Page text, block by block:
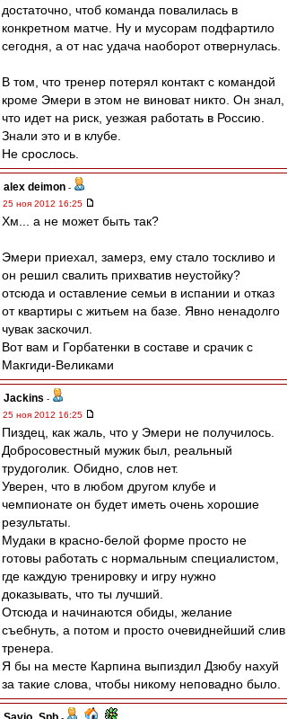
достаточно, чтоб команда повалилась в
конкретном матче. Ну и мусорам подфартило
сегодня, а от нас удача наоборот отвернулась.
В том, что тренер потерял контакт с командой
кроме Эмери в этом не виноват никто. Он знал,
что идет на риск, уезжая работать в Россию.
Знали это и в клубе.
Не срослось.
alex deimon -
25 ноя 2012 16:25
Хм... а не может быть так?
Эмери приехал, замерз, ему стало тоскливо и
он решил свалить прихватив неустойку?
отсюда и оставление семьи в испании и отказ
от квартиры с житьем на базе. Явно ненадолго
чувак заскочил.
Вот вам и Горбатенки в составе и срачик с
Макгиди-Великами
Jackins -
25 ноя 2012 16:25
Пиздец, как жаль, что у Эмери не получилось.
Добросовестный мужик был, реальный
трудоголик. Обидно, слов нет.
Уверен, что в любом другом клубе и
чемпионате он будет иметь очень хорошие
результаты.
Мудаки в красно-белой форме просто не
готовы работать с нормальным специалистом,
где каждую тренировку и игру нужно
доказывать, что ты лучший.
Отсюда и начинаются обиды, желание
съебнуть, а потом и просто очевиднейший слив
тренера.
Я бы на месте Карпина выпиздил Дзюбу нахуй
за такие слова, чтобы никому неповадно было.